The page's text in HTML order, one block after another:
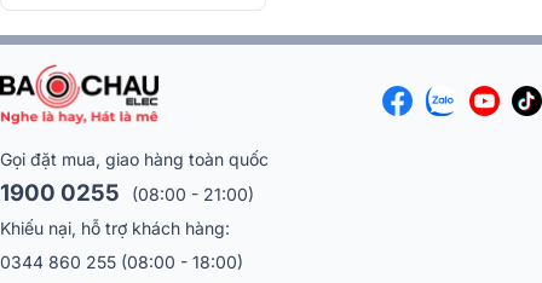
Gọi đặt mua, giao hàng toàn quốc
1900 0255
(08:00 - 21:00)
Khiếu nại, hỗ trợ khách hàng:
0344 860 255 (08:00 - 18:00)